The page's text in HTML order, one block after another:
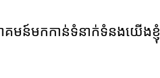
គមន៍មកកាន់ទំនាក់ទំនងយើងខ្ញុំ